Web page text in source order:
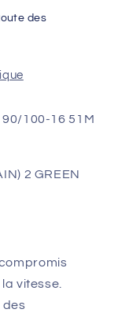
des
90/100-16 51M
2 GREEN
vitesse.
des